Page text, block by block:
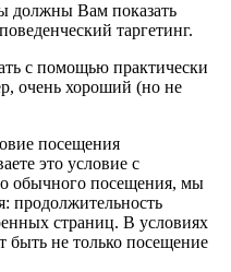
должны Вам показать
таргетинг.
с помощью практически
очень хороший (но не
посещения
это условие с
обычного посещения, мы
продолжительность
страниц. В условиях
быть не только посещение